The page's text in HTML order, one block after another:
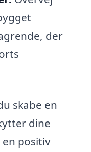
der
skabe en
dine
positiv